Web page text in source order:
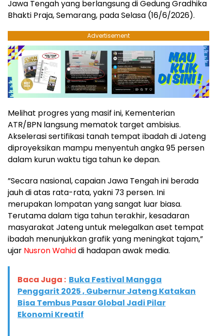
Jawa Tengah yang berlangsung di Gedung Gradhika
Bhakti Praja, Semarang, pada Selasa (16/6/2026).
Advertisement
​Melihat progres yang masif ini, Kementerian
ATR/BPN langsung mematok target ambisius.
Akselerasi sertifikasi tanah tempat ibadah di Jateng
diproyeksikan mampu menyentuh angka 95 persen
dalam kurun waktu tiga tahun ke depan.
​”Secara nasional, capaian Jawa Tengah ini berada
jauh di atas rata-rata, yakni 73 persen. Ini
merupakan lompatan yang sangat luar biasa.
Terutama dalam tiga tahun terakhir, kesadaran
masyarakat Jateng untuk melegalkan aset tempat
ibadah menunjukkan grafik yang meningkat tajam,”
ujar Nusron Wahiddi hadapan awak media.
Baca Juga : Buka Festival Mangga
Penggarit 2025 , Gubernur Jateng Katakan
Bisa Tembus Pasar Global Jadi Pilar
Ekonomi Kreatif